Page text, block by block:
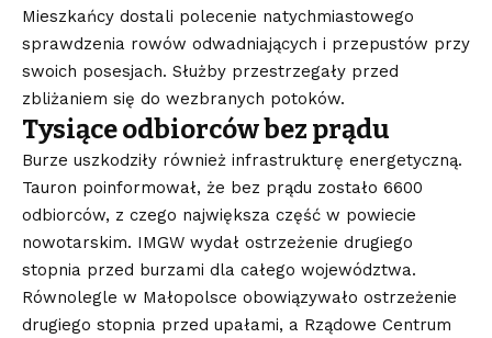
Mieszkańcy dostali polecenie natychmiastowego
sprawdzenia rowów odwadniających i przepustów przy
swoich posesjach. Służby przestrzegały przed
zbliżaniem się do wezbranych potoków.
Tysiące odbiorców bez prądu
Burze uszkodziły również infrastrukturę energetyczną.
Tauron poinformował, że bez prądu zostało 6600
odbiorców, z czego największa część w powiecie
nowotarskim. IMGW wydał ostrzeżenie drugiego
stopnia przed burzami dla całego województwa.
Równolegle w Małopolsce obowiązywało ostrzeżenie
drugiego stopnia przed upałami, a Rządowe Centrum